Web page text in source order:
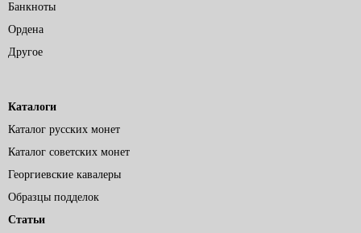
Банкноты
Ордена
Другое
Каталоги
Каталог русских монет
Каталог советских монет
Георгиевские кавалеры
Образцы подделок
Статьи